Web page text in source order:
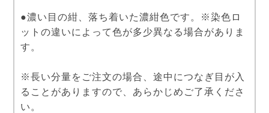
●濃い目の紺、落ち着いた濃紺色です。※染色ロ
ットの違いによって色が多少異なる場合がありま
す。
※長い分量をご注文の場合、途中につなぎ目が入
ることがありますので、あらかじめご了承くださ
い。